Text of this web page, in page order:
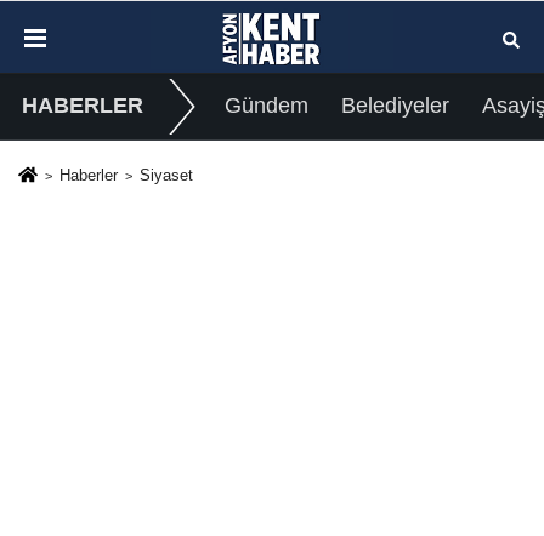
HABERLER Gündem Belediyeler
Haberler Siyaset